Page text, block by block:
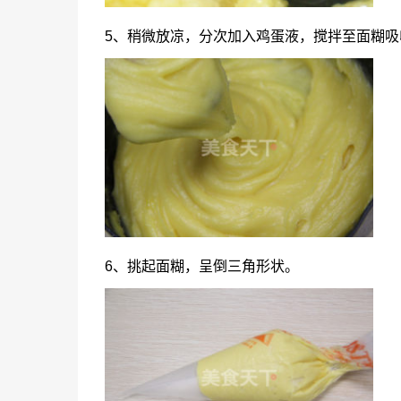
5、稍微放凉，分次加入鸡蛋液，搅拌至面糊
6、挑起面糊，呈倒三角形状。